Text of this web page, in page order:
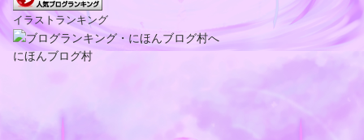
イラストランキング
にほんブログ村